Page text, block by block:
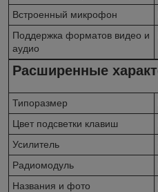
Встроенный микрофон
Поддержка форматов видео и
аудио
Расширенные
Типоразмер
Цвет подсветки клавиш
Усилитель
Радиомодуль
Названия и фото